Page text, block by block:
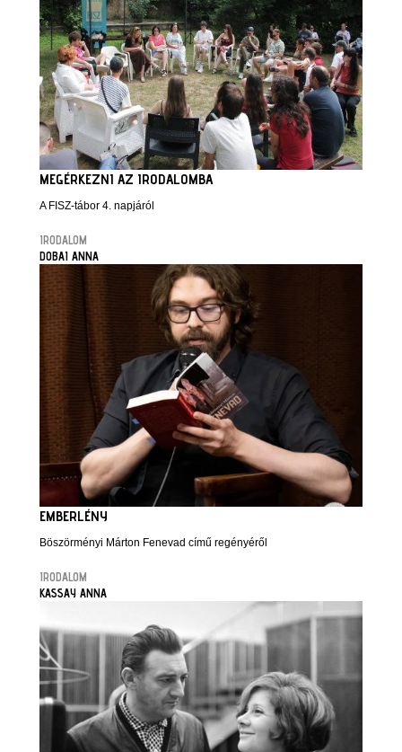
MEGÉRKEZNI AZ IRODALOMBA
A FISZ-tábor 4. napjáról
IRODALOM
DOBAI ANNA
EMBERLÉNY
Böszörményi Márton Fenevad című regényéről
IRODALOM
KASSAY ANNA